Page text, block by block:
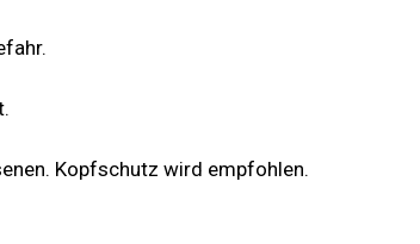
Kopfschutz wird empfohlen.